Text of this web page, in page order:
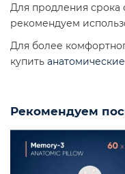
Для продления срока
рекомендуем
Для более
купить
Рекомендуем